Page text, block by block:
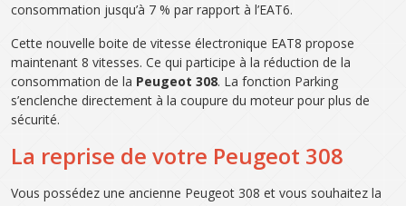
consommation jusqu’à 7 % par rapport à l’EAT6.
Cette nouvelle boite de vitesse électronique EAT8 propose
maintenant 8 vitesses. Ce qui participe à la réduction de la
consommation de la Peugeot 308. La fonction Parking
s’enclenche directement à la coupure du moteur pour plus de
sécurité.
La reprise de votre Peugeot 308
Vous possédez une ancienne Peugeot 308 et vous souhaitez la